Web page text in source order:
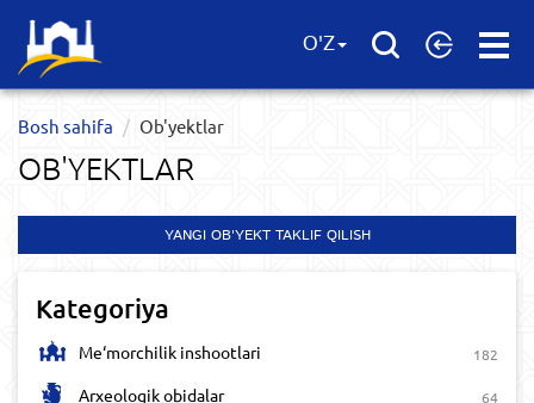
Open
O'Z
Bosh sahifa Ob'yektlar​
OB'YEKTLAR​
YANGI OB'YEKT TAKLIF QILISH
Kategoriya
Me‘morchilik inshootlari 182
Arxeologik obidalar 64